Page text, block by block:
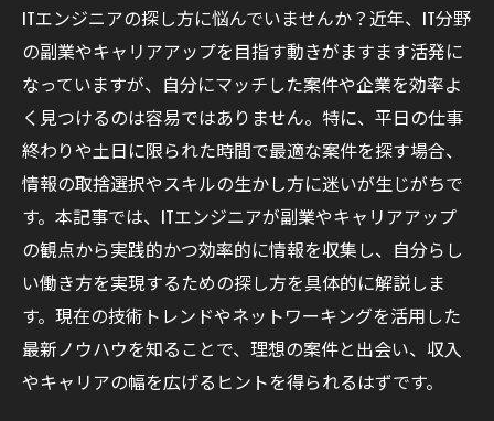
ITエンジニアの探し方に悩んでいませんか？近年、IT分野
の副業やキャリアアップを目指す動きがますます活発に
なっていますが、自分にマッチした案件や企業を効率よ
く見つけるのは容易ではありません。特に、平日の仕事
終わりや土日に限られた時間で最適な案件を探す場合、
情報の取捨選択やスキルの生かし方に迷いが生じがちで
す。本記事では、ITエンジニアが副業やキャリアアップ
の観点から実践的かつ効率的に情報を収集し、自分らし
い働き方を実現するための探し方を具体的に解説しま
す。現在の技術トレンドやネットワーキングを活用した
最新ノウハウを知ることで、理想の案件と出会い、収入
やキャリアの幅を広げるヒントを得られるはずです。